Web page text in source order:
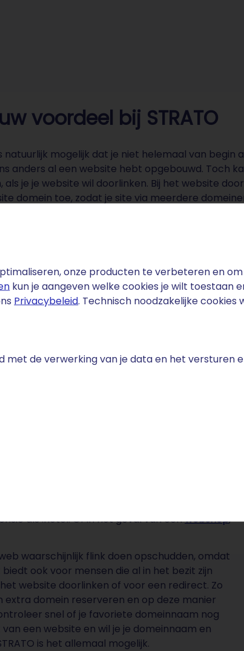
onze producten te verbeteren en
kun je aangeven welke cookies je wilt toestaan
Privacybeleid. Technisch noodzakelijke
met de verwerking van je data en het versturen
voordeel bij STRATO
natuurlijk mogelijk dat je niet helemaal van
anders al een website hebt opgebouwd. Toch
als je je website wil doorlinken. Bij het website
domein toe, zodat je site via meerdere
of andere webdomeinen. Door middel
makkelijker om je website te vinden. Je website
De bezoekers zullen op deze manier
de juiste website terecht komen. Bovendien is
van het website doorlinken via meerdere
service, zeer scherpe prijzen en een
we bij STRATO ook nieuwe
er nieuwe kansen gevormd voor beginnende
willen doorlinken. Bovendien kun je met je
je website. Heb je bijvoorbeeld een site voor
als .hotel. Of in het geval van eenwebshop,
waarschijnlijk flink doen opschudden, omdat
ook voor mensen die al in het bezit zijn
website doorlinken of voor een redirect. Zo
domein reserveren en op deze manier
snel of je favoriete domeinnaam nog
een website en wil je je domeinnaam en
is het allemaal mogelijk.